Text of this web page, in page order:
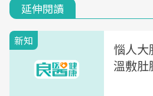
延伸閱讀
新知
惱人
溫敷肚